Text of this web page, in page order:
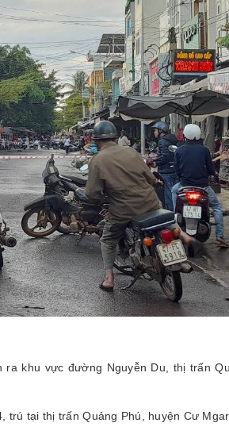
khu vực đường Nguyễn Du, thị trấn
trú tại thị trấn Quảng Phú, huyện Cư